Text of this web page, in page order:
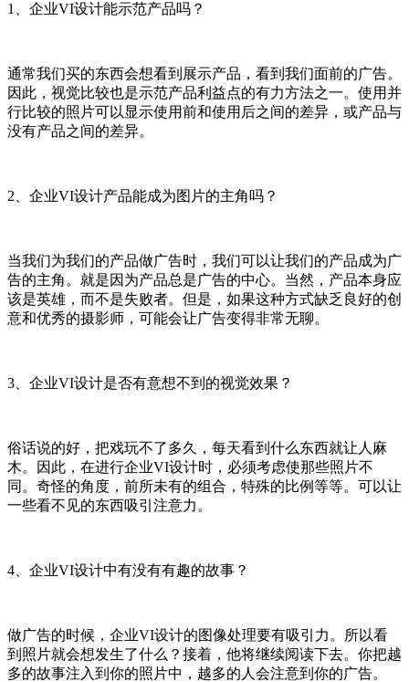
1、企业VI设计能示范产品吗？
通常我们买的东西会想看到展示产品，看到我们面前的广告。
因此，视觉比较也是示范产品利益点的有力方法之一。使用并
行比较的照片可以显示使用前和使用后之间的差异，或产品与
没有产品之间的差异。
2、企业VI设计产品能成为图片的主角吗？
当我们为我们的产品做广告时，我们可以让我们的产品成为广
告的主角。就是因为产品总是广告的中心。当然，产品本身应
该是英雄，而不是失败者。但是，如果这种方式缺乏良好的创
意和优秀的摄影师，可能会让广告变得非常无聊。
3、企业VI设计是否有意想不到的视觉效果？
俗话说的好，把戏玩不了多久，每天看到什么东西就让人麻
木。因此，在进行企业VI设计时，必须考虑使那些照片不
同。奇怪的角度，前所未有的组合，特殊的比例等等。可以让
一些看不见的东西吸引注意力。
4、企业VI设计中有没有有趣的故事？
做广告的时候，企业VI设计的图像处理要有吸引力。所以看
到照片就会想发生了什么？接着，他将继续阅读下去。你把越
多的故事注入到你的照片中，越多的人会注意到你的广告。